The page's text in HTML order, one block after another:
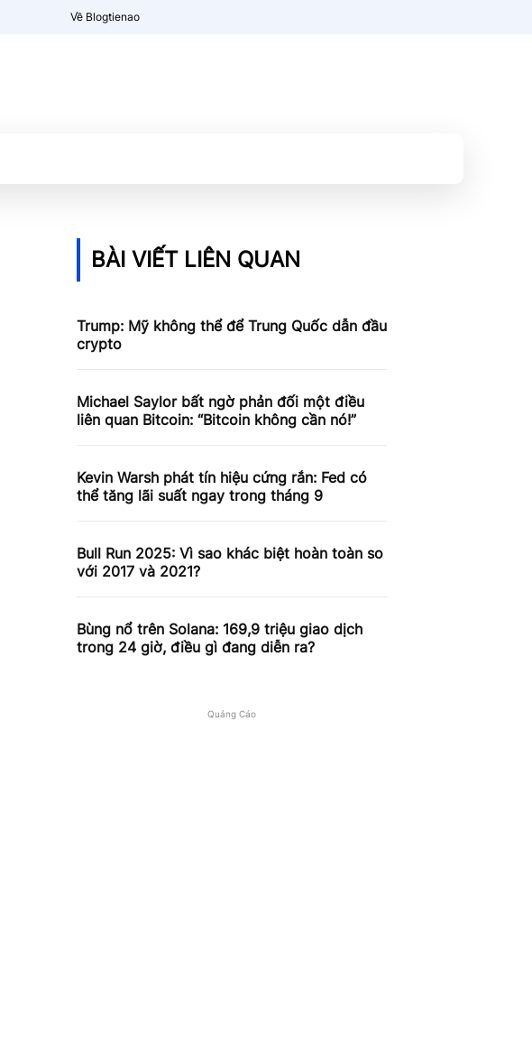
Về Blogtienao
BÀI VIẾT LIÊN QUAN
Trump: Mỹ không thể để Trung Quốc dẫn đầu
crypto
Michael Saylor bất ngờ phản đối một điều
liên quan Bitcoin: “Bitcoin không cần nó!”
Kevin Warsh phát tín hiệu cứng rắn: Fed có
thể tăng lãi suất ngay trong tháng 9
Bull Run 2025: Vì sao khác biệt hoàn toàn so
với 2017 và 2021?
Bùng nổ trên Solana: 169,9 triệu giao dịch
trong 24 giờ, điều gì đang diễn ra?
Quảng Cáo